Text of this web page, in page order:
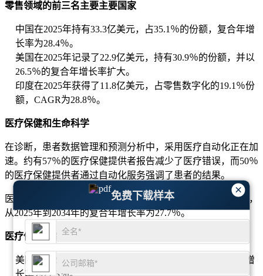
×
免费下载样本
零售领域的前三名主要主要国家
中国在2025年持有33.3亿美元，占35.1％的份额，复合年增
长率为28.4％。
美国在2025年记录了22.9亿美元，持有30.9％的份额，并以
26.5％的复合年增长率扩大。
印度在2025年获得了11.8亿美元，占零售数字化的19.1％份
额，CAGR为28.8％。
医疗保健和生命科学
在诊断，患者数据管理和预测分析中，采用医疗自动化正在加
速。约有57％的医疗保健提供者报告减少了医疗错误，而50％
的医疗保健提供者通过自动化服务强调了患者的结果。
医疗保健和生命科学在2025年占8.3亿美元，占12.5％的份额，
从2025年到2034年的复合年增长率为27.7％。
医疗保健领域的前三名主要主要国家
美国在2025年占有22.9亿美元，占34.9％的份额，复合年增